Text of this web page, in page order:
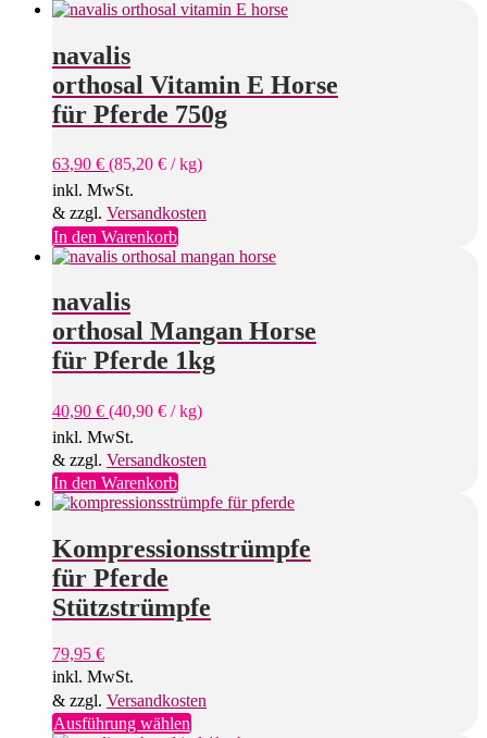
navalis
orthosal Vitamin E Horse
für Pferde 750g
63,90 € (85,20 € /kg)
inkl. MwSt.
& zzgl. Versandkosten
In den Warenkorb
navalis
orthosal Mangan Horse
für Pferde 1kg
40,90 € (40,90 € /kg)
inkl. MwSt.
& zzgl. Versandkosten
In den Warenkorb
Kompressionsstrümpfe
für Pferde
Stützstrümpfe
79,95 €
inkl. MwSt.
& zzgl. Versandkosten
Ausführung wählenDieses